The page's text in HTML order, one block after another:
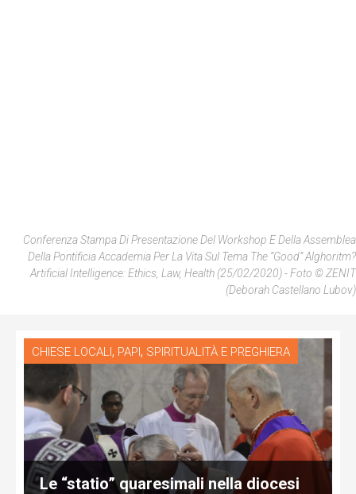
Conferenza Stampa Di Presentazione Del Workshop E Della Assemblea
Della Pontificia Accademia Per La Vita Sul Tema The “good” Alghoritm?
Artificial Intelligence: Ethics, Law, Health (25/02/2020) - Foto © ZENIT
(Deborah Castellano Lubov)
CHIESE LOCALI, PAPI, SPIRITUALITÀ E PREGHIERA
Le “statio” quaresimali nella diocesi